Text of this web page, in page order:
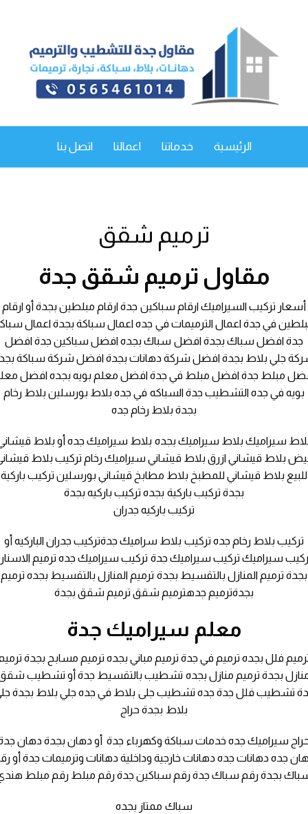
الرئيسية خدماتنا اعمالنا اتصل بنا
ترميم شقق
مقاول ترميم شقق جدة
أسعار تركيب السيراميك ارقام سباكين جدة ارقام مبلطين بجدة أو ارقام
في جدة اعمال الترميمات في جده اعمال سباكة بجدة اعمال
جدة افضل سباك بجدة افضل سباك بجده افضل سباكين جدة افضل
جلي بلاط بجدة افضل شركة دهانات بجدة افضل شركة سباكة
مبلط جدة افضل مبلط في جدة افضل معلم بويه بجده افضل
بويه في جده التشطيب جدة السباكه في جده بلاط بورسلين بلاط رخام
بجدة بلاط رخام جده
سيراميك بلاط سيراميك بجده بلاط سيراميك جده أو بلاط
بلاط قيشاني ازرق بلاط قيشاني سيراميك رخام تركيب بلاط
للبيع بلاط قيشاني للمطبخ بلاط مطابخ قيشاني بورسلين تركيب باركية
بجدة تركيب باركية بجده تركيب باركيه بجدة
تركيب باركيه جدران
تركيب بلاط رخام جده تركيب بلاط سراميك جدةتركيب جدران الباركيه أو
سيراميك تركيب سيراميك جدة تركيب سيراميك جده ترميم
بجدة ترميم المنازل بالتقسيط بجدة ترميم المنازل بالتقسيط بجده ترميم
بجدةترميم جدهترميم شقق ترميم شقق بجدة
معلم سيراميك جدة
فلل بجده ترميم في جدة ترميم مباني بجده ترميم مسابح بجدة
بجدة ترميم منازل بجده تشطيب بالتقسيط جدة أو تشطيب
تشطيب فلل جدة جده تشطيب جلى بلاط في جده جلي بلاط بجدة
بلاط بجدة حراج
سيراميك جده خدمات سباكة وكهرباء جدة أو دهان بجدة دهان
جده دهانات جده دهانات خارجية وداخلية دهانات وترميمات جدة أو
بجدة رقم سباك جدة رقم سباكين جدة رقم مبلط رقم مبلط
سباك ممتاز بجده